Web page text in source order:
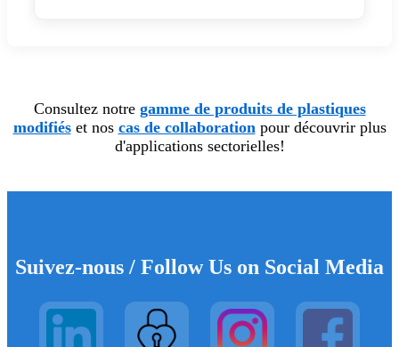
Consultez notre gamme de produits de plastiques
modifiéset nos cas de collaboration pour découvrir plus
d'applications sectorielles!
Suivez-nous / Follow Us on Social Media